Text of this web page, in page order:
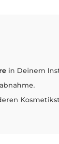
in Deinem